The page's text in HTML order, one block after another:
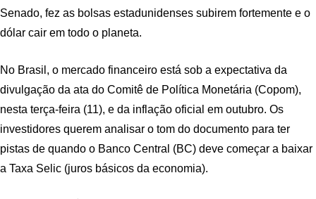
Senado, fez as bolsas estadunidenses subirem fortemente e o
dólar cair em todo o planeta.
No Brasil, o mercado financeiro está sob a expectativa da
divulgação da ata do Comitê de Política Monetária (Copom),
nesta terça-feira (11), e da inflação oficial em outubro. Os
investidores querem analisar o tom do documento para ter
pistas de quando o Banco Central (BC) deve começar a baixar
a Taxa Selic (juros básicos da economia).